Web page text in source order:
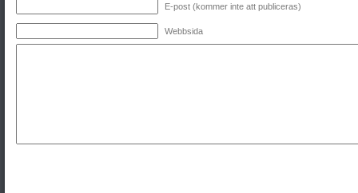
E-post (kommer inte att publiceras)
Webbsida